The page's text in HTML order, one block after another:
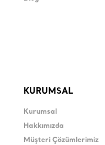
KURUMSAL
Kurumsal
Hakkımızda
Müşteri Çözümlerimiz